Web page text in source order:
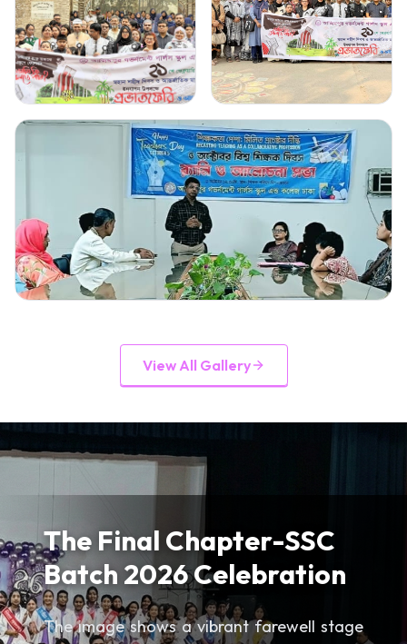
Gallery Image2
Click to view full image
Gallery Image3
Click to view full image
Click to view full image
View All Gallery
The Final Chapter-SSC
Batch 2026 Celebration
The image shows a vibrant farewell stage